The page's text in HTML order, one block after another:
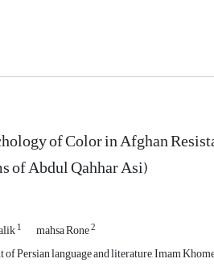
of Color in Afghan
of Abdul Qahhar Asi)
1 mahsa Rone2
of Persian language and literature, Imam